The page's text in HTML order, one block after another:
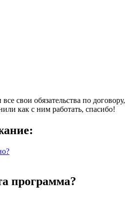
свои обязательства по договору,
как с ним работать, спасибо!
программа?